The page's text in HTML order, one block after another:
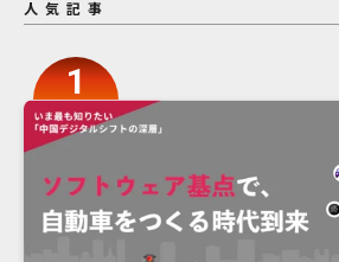
人気記事